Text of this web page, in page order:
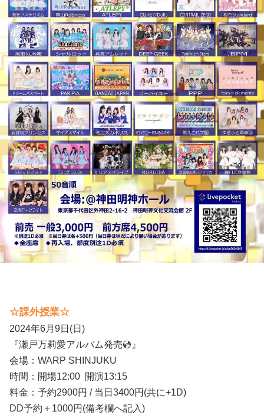
☆課外授業☆
2024年6月9日(日)
『瀬戸万莉愛アルバム発売💿』
会場：WARP SHINJUKU
時間：開場12:00 開演13:15
料金：予約2900円 / 当日3400円(共に+1D)
DD予約＋1000円(備考欄へ記入)